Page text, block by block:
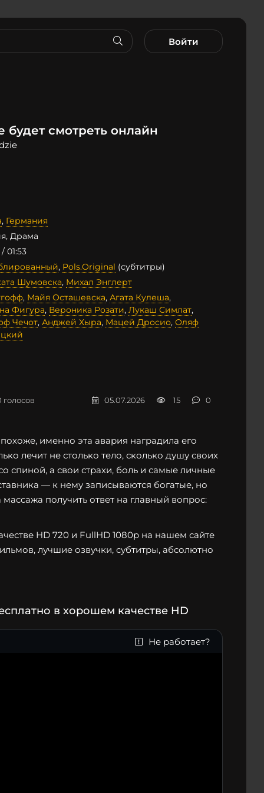
Войти
будет смотреть онлайн
, Германия
Драма
01:53
, Pols.Original (субтитры)
Шумовска, Михал Энглерт
, Майя Осташевска, Агата Кулеша,
Фигура, Вероника Розати, Лукаш Симлат,
Чечот, Анджей Хыра, Мацей Дросио, Оляф
голосов 05.07.2026 15 0
именно эта авария наградила его
лечит не столько тело, сколько душу своих
спиной, а свои страхи, боль и самые личные
— к нему записываются богатые, но
получить ответ на главный вопрос:
HD 720 и FullHD 1080p на нашем сайте
лучшие озвучки, субтитры, абсолютно
в хорошем качестве HD
Не работает?